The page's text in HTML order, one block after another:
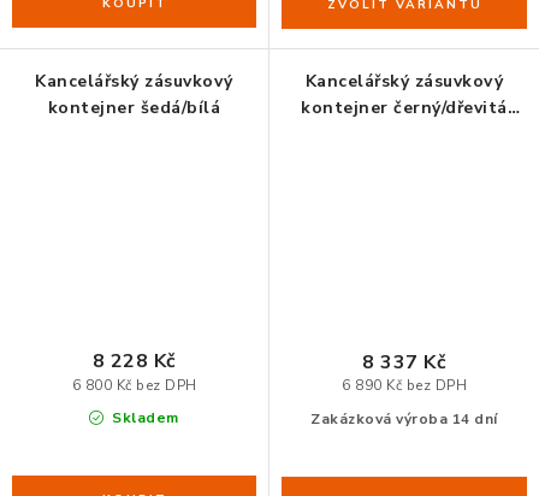
Kancelářský zásuvkový
kontejner šedá/bílá
Skladem
6 800 Kč bez DPH
8 228 Kč
Kancelářský zásuvkový
kontejner černý/dřevitá
Zakázková výroba 14 dní
6 890 Kč bez DPH
8 337 Kč